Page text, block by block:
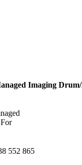
Imaging
552 865